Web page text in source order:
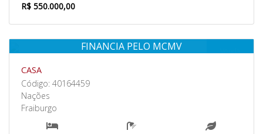
R$ 550.000,00
Venda
FINANCIA PELO MCMV
CASA
Código: 40164459
Nações
Fraiburgo